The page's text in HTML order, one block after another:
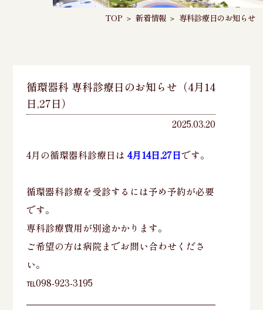
TOP ＞ 新着情報 ＞ 専科診療日のお知らせ
循環器科 専科診療日のお知らせ（4月14
日,27日）
2025.03.20
4月の循環器科診療日は 4月14日,27日です。
循環器科診療を受診するには予め予約が必要
です。
専科診療費用が別途かかります。
ご希望の方は病院までお問い合わせくださ
い。
℡098-923-3195